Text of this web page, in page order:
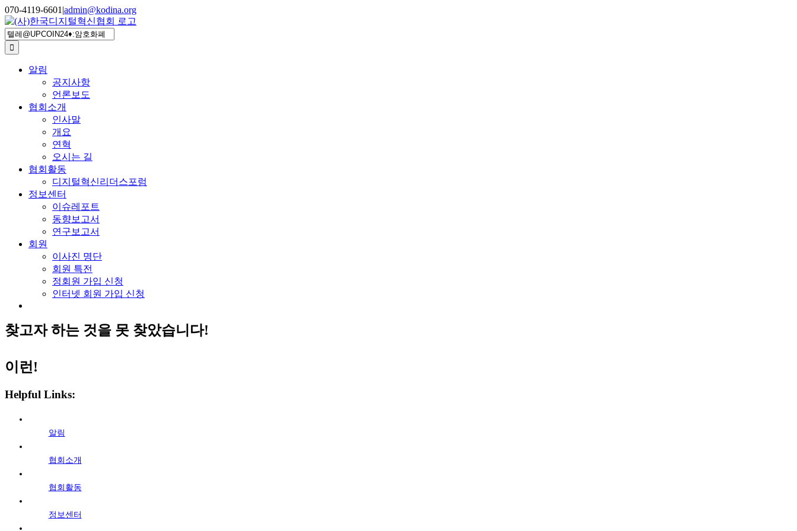
Skip
to
content
070-4119-6601 |admin@kodina.org
검
색
...
알림
공지사항
언론보도
협회소개
인사말
개요
연혁
오시는 길
협회활동
디지털혁신리더스포럼
정보센터
이슈레포트
동향보고서
연구보고서
회원
이사진 명단
회원 특전
정회원 가입 신청
인터넷 회원 가입 신청
찾고자 하는 것을 못 찾았습니다!
이런!
Helpful Links:
알림
협회소개
협회활동
정보센터